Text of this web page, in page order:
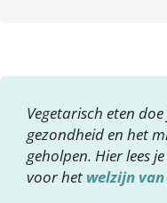
Vegetarisch eten
gezondheid en het
geholpen. Hier lees
voor het welzijn